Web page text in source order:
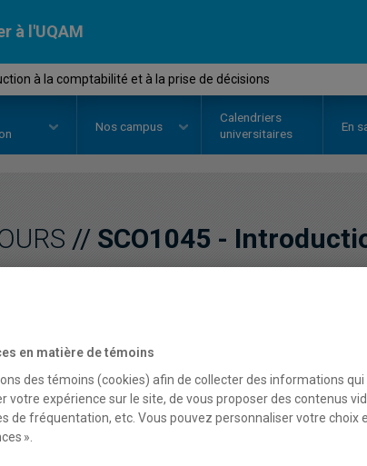
à l'UQAM
à la comptabilité et à la prise de décisions
Nos campus
Calendriers
universitaires
En
// SCO1045 -
Description
en matière de témoins
des témoins (cookies) afin de collecter des informations
votre expérience sur le site, de vous proposer des contenus
de fréquentation, etc. Vous pouvez personnaliser votre choix
».